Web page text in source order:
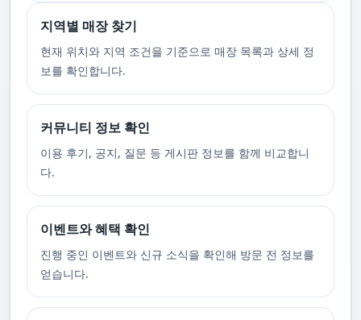
지역별 매장 찾기
현재 위치와 지역 조건을 기준으로 매장 목록과 상세 정
보를 확인합니다.
커뮤니티 정보 확인
이용 후기, 공지, 질문 등 게시판 정보를 함께 비교합니
다.
이벤트와 혜택 확인
진행 중인 이벤트와 신규 소식을 확인해 방문 전 정보를
얻습니다.